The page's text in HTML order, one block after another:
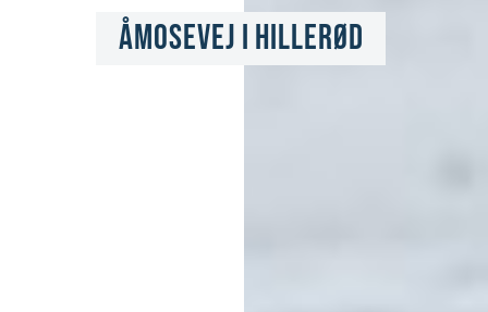
Åmosevej i Hillerød